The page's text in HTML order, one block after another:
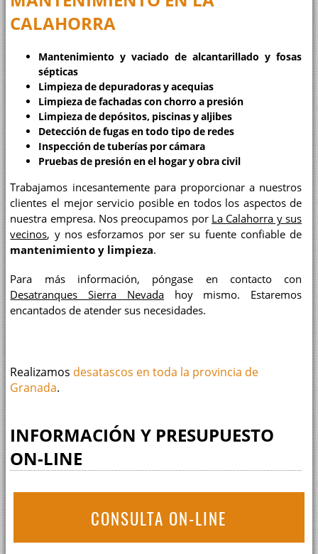
CALAHORRA
Mantenimiento y vaciado de alcantarillado y fosas
sépticas
Limpieza de depuradoras y acequias
Limpieza de fachadas con chorro a presión
Limpieza de depósitos, piscinas y aljibes
Detección de fugas en todo tipo de redes
Inspección de tuberías por cámara
Pruebas de presión en el hogar y obra civil
Trabajamos incesantemente para proporcionar a nuestros
clientes el mejor servicio posible en todos los aspectos de
nuestra empresa. Nos preocupamos por La Calahorra y sus
vecinos, y nos esforzamos por ser su fuente confiable de
mantenimiento y limpieza.
Para más información, póngase en contacto con
Desatranques Sierra Nevadahoy mismo. Estaremos
encantados de atender sus necesidades.
Realizamos desatascos en toda la provincia de
Granada.
INFORMACIÓN Y PRESUPUESTO
ON-LINE
CONSULTA ON-LINE